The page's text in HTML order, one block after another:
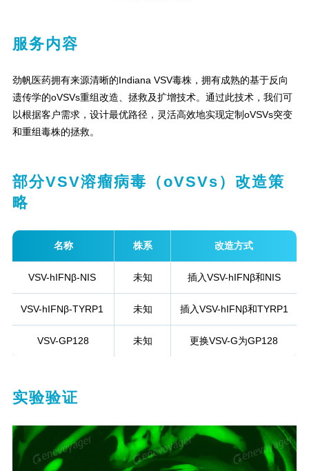
服务内容
劲帆医药拥有来源清晰的Indiana VSV毒株，拥有成熟的基于反向
遗传学的oVSVs重组改造、拯救及扩增技术。通过此技术，我们可
以根据客户需求，设计最优路径，灵活高效地实现定制oVSVs突变
和重组毒株的拯救。
部分VSV溶瘤病毒（oVSVs）改造策
略
名称 株系 改造方式
VSV-hIFNβ-NIS 未知 插入VSV-hIFNβ和NIS
VSV-hIFNβ-TYRP1 未知 插入VSV-hIFNβ和TYRP1
VSV-GP128 未知 更换VSV-G为GP128
实验验证